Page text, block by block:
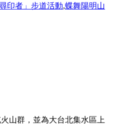
尋印者」步道活動,蝶舞陽明山
山群，並為大台北集水區上